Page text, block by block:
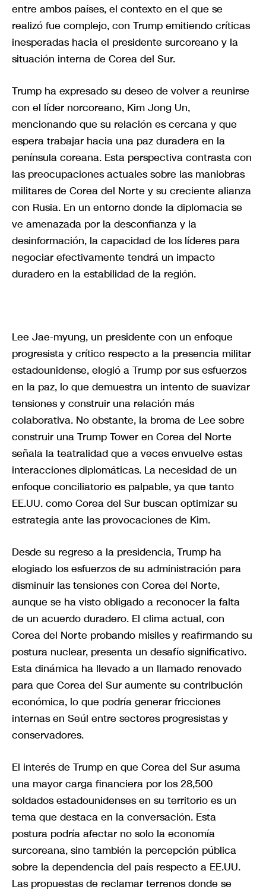
entre ambos países, el contexto en el que se
realizó fue complejo, con Trump emitiendo críticas
inesperadas hacia el presidente surcoreano y la
situación interna de Corea del Sur.
Trump ha expresado su deseo de volver a reunirse
con el líder norcoreano, Kim Jong Un,
mencionando que su relación es cercana y que
espera trabajar hacia una paz duradera en la
península coreana. Esta perspectiva contrasta con
las preocupaciones actuales sobre las maniobras
militares de Corea del Norte y su creciente alianza
con Rusia. En un entorno donde la diplomacia se
ve amenazada por la desconfianza y la
desinformación, la capacidad de los líderes para
negociar efectivamente tendrá un impacto
duradero en la estabilidad de la región.
Lee Jae-myung, un presidente con un enfoque
progresista y crítico respecto a la presencia militar
estadounidense, elogió a Trump por sus esfuerzos
en la paz, lo que demuestra un intento de suavizar
tensiones y construir una relación más
colaborativa. No obstante, la broma de Lee sobre
construir una Trump Tower en Corea del Norte
señala la teatralidad que a veces envuelve estas
interacciones diplomáticas. La necesidad de un
enfoque conciliatorio es palpable, ya que tanto
EE.UU. como Corea del Sur buscan optimizar su
estrategia ante las provocaciones de Kim.
Desde su regreso a la presidencia, Trump ha
elogiado los esfuerzos de su administración para
disminuir las tensiones con Corea del Norte,
aunque se ha visto obligado a reconocer la falta
de un acuerdo duradero. El clima actual, con
Corea del Norte probando misiles y reafirmando su
postura nuclear, presenta un desafío significativo.
Esta dinámica ha llevado a un llamado renovado
para que Corea del Sur aumente su contribución
económica, lo que podría generar fricciones
internas en Seúl entre sectores progresistas y
conservadores.
El interés de Trump en que Corea del Sur asuma
una mayor carga financiera por los 28,500
soldados estadounidenses en su territorio es un
tema que destaca en la conversación. Esta
postura podría afectar no solo la economía
surcoreana, sino también la percepción pública
sobre la dependencia del país respecto a EE.UU.
Las propuestas de reclamar terrenos donde se